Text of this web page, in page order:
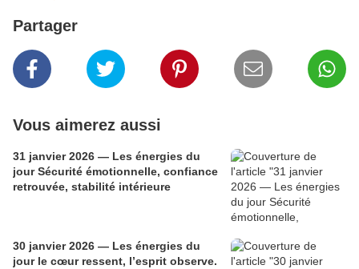
Partager
Vous aimerez aussi
31 janvier 2026 — Les énergies du
jour Sécurité émotionnelle, confiance
retrouvée, stabilité intérieure
30 janvier 2026 — Les énergies du
jour le cœur ressent, l’esprit observe.